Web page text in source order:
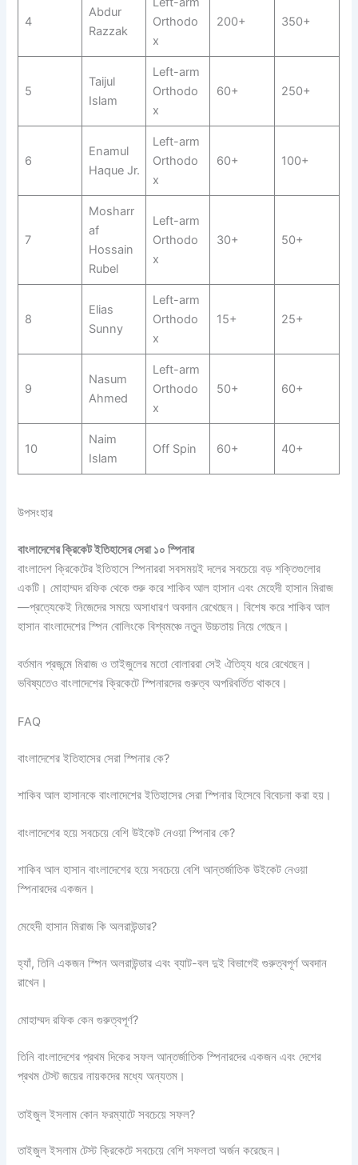
4
Abdur
Razzak
Orthodo
x
200+ 350+
5
Taijul
Islam
Left-arm
Orthodo
x
60+ 250+
6
Enamul
Haque Jr.
Left-arm
Orthodo
x
60+ 100+
7
Mosharr
af
Hossain
Rubel
Left-arm
Orthodo
x
30+ 50+
8
Elias
Sunny
Left-arm
Orthodo
x
15+ 25+
9
Nasum
Ahmed
Left-arm
Orthodo
x
50+ 60+
10
Naim
Islam
Off Spin 60+ 40+
উপসংহার
বাংলাদেশের ক্রিকেট ইতিহাসের সেরা ১০ স্পিনার
বাংলাদেশ ক্রিকেটের ইতিহাসে স্পিনাররা সবসময়ই দলের সবচেয়ে বড় শক্তিগুলোর
একটি। মোহাম্মদ রফিক থেকে শুরু করে শাকিব আল হাসান এবং মেহেদী হাসান মিরাজ
—প্রত্যেকেই নিজেদের সময়ে অসাধারণ অবদান রেখেছেন। বিশেষ করে শাকিব আল
হাসান বাংলাদেশের স্পিন বোলিংকে বিশ্বমঞ্চে নতুন উচ্চতায় নিয়ে গেছেন।
বর্তমান প্রজন্মে মিরাজ ও তাইজুলের মতো বোলাররা সেই ঐতিহ্য ধরে রেখেছেন।
ভবিষ্যতেও বাংলাদেশের ক্রিকেটে স্পিনারদের গুরুত্ব অপরিবর্তিত থাকবে।
FAQ
বাংলাদেশের ইতিহাসের সেরা স্পিনার কে?
শাকিব আল হাসানকে বাংলাদেশের ইতিহাসের সেরা স্পিনার হিসেবে বিবেচনা করা হয়।
বাংলাদেশের হয়ে সবচেয়ে বেশি উইকেট নেওয়া স্পিনার কে?
শাকিব আল হাসান বাংলাদেশের হয়ে সবচেয়ে বেশি আন্তর্জাতিক উইকেট নেওয়া
স্পিনারদের একজন।
মেহেদী হাসান মিরাজ কি অলরাউন্ডার?
হ্যাঁ, তিনি একজন স্পিন অলরাউন্ডার এবং ব্যাট-বল দুই বিভাগেই গুরুত্বপূর্ণ অবদান
রাখেন।
মোহাম্মদ রফিক কেন গুরুত্বপূর্ণ?
তিনি বাংলাদেশের প্রথম দিকের সফল আন্তর্জাতিক স্পিনারদের একজন এবং দেশের
প্রথম টেস্ট জয়ের নায়কদের মধ্যে অন্যতম।
তাইজুল ইসলাম কোন ফরম্যাটে সবচেয়ে সফল?
তাইজুল ইসলাম টেস্ট ক্রিকেটে সবচেয়ে বেশি সফলতা অর্জন করেছেন।